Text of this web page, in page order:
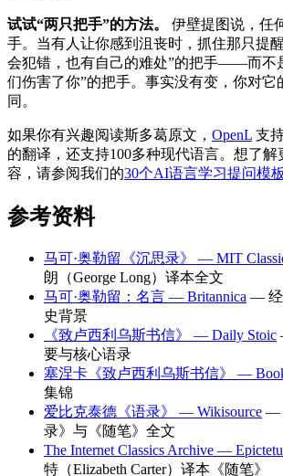
试试“两只把手”的方法。
伊壁提图说，任
手。当有人让你感到沮丧时，抓住那只提
会犯错，也有自己的难处”的把手——而不
们伤害了你”的把手。事实没有变，你对它
同。
如果你有兴趣阅读斯多葛原文， OpenL 支
的翻译，还支持100多种现代语言。想了解
容，请参阅我们的30个AI语言学习提问模板
参考资料
马可·奥勒留《沉思录》 — MIT
朗（George Long）译本全文
马可·奥勒留：名言 — Britannica — 经
史背景
《致卢西利乌斯书信》 — Daily Stoic
要与核心语录
塞涅卡《致卢西利乌斯书信》 —
集锦
爱比克泰德《语录》 — Wikisource —
录》与《随笔》全文
The Internet Classics Archive —
特（Elizabeth Carter）译本《随笔》